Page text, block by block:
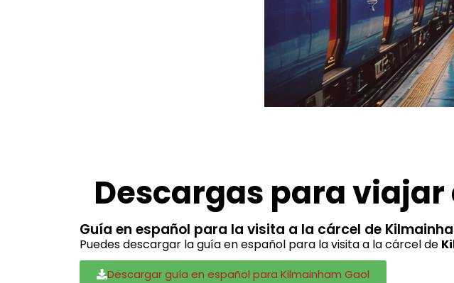
Descargas para viajar
Guía en español para la visita a la cárcel de
Puedes descargar la guía en español para la visita a la cárcel de
Descargar guía en español para Kilmainham Gaol